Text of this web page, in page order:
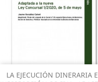
LA EJECUCIÓN DINERARIA